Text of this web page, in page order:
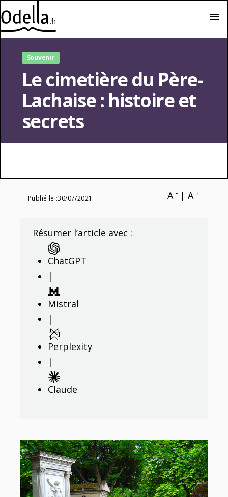
menu
Souvenir
Le cimetière du Père-
Lachaise : histoire et
secrets
Publié le :30/07/2021 A - | A +
Résumer l’article avec :
ChatGPT
|
Mistral
|
Perplexity
|
Claude